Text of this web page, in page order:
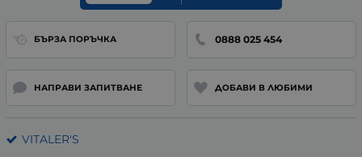
БЪРЗА ПОРЪЧКА 0888 025 454
НАПРАВИ ЗАПИТВАНЕ ДОБАВИ В ЛЮБИМИ
VITALER'S